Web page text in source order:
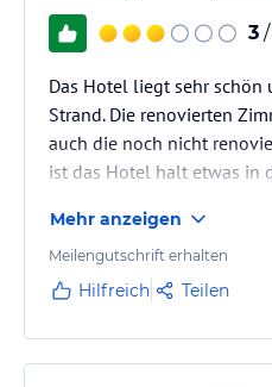
3
Das Hotel liegt sehr schön
Strand. Die renovierten
auch die noch nicht
ist das Hotel halt etwas in
ist etwas überteuert, das
Allem die vielen Produkte
Das große Manko ist die
Ansonsten ein
Mehr anzeigen
Meilengutschrift erhalten
Hilfreich Teilen